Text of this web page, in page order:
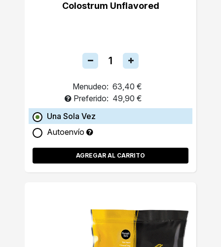
Colostrum Unflavored
Menudeo: 63,40 €
Preferido: 49,90 €
Una Sola Vez
Autoenvío
AGREGAR AL CARRITO